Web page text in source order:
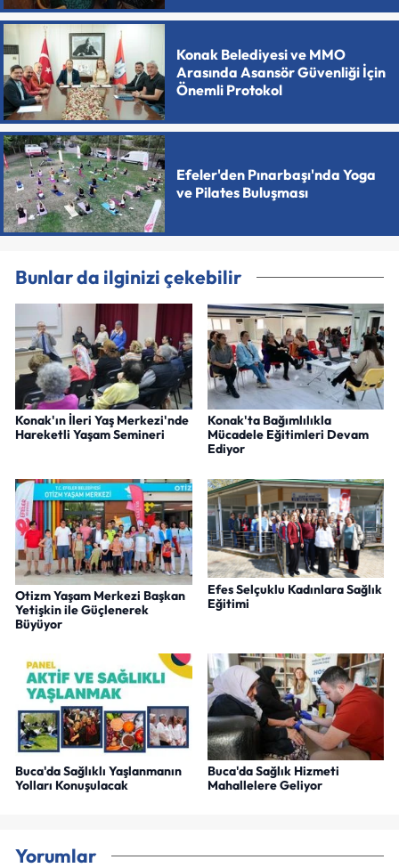
Konak Belediyesi ve MMO
Arasında Asansör Güvenliği İçin
Önemli Protokol
Efeler'den Pınarbaşı'nda Yoga
ve Pilates Buluşması
Bunlar da ilginizi çekebilir
Konak'ın İleri Yaş Merkezi'nde
Hareketli Yaşam Semineri
Konak'ta Bağımlılıkla
Mücadele Eğitimleri Devam
Ediyor
Otizm Yaşam Merkezi Başkan
Yetişkin ile Güçlenerek
Büyüyor
Efes Selçuklu Kadınlara Sağlık
Eğitimi
Buca'da Sağlıklı Yaşlanmanın
Yolları Konuşulacak
Buca'da Sağlık Hizmeti
Mahallelere Geliyor
Yorumlar